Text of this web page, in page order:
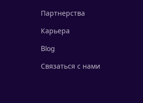
Партнерства
Карьера
Blog
Связаться с нами